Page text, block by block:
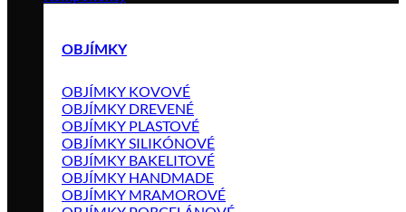
OBJÍMKY
OBJÍMKY KOVOVÉ
OBJÍMKY DREVENÉ
OBJÍMKY PLASTOVÉ
OBJÍMKY SILIKÓNOVÉ
OBJÍMKY BAKELITOVÉ
OBJÍMKY HANDMADE
OBJÍMKY MRAMOROVÉ